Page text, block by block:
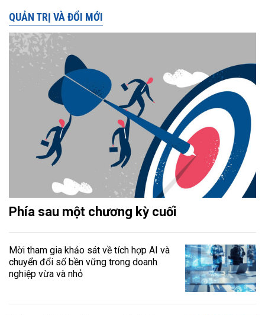
QUẢN TRỊ VÀ ĐỔI MỚI
Phía sau một chương kỳ cuối
Mời tham gia khảo sát về tích hợp AI và
chuyển đổi số bền vững trong doanh
nghiệp vừa và nhỏ